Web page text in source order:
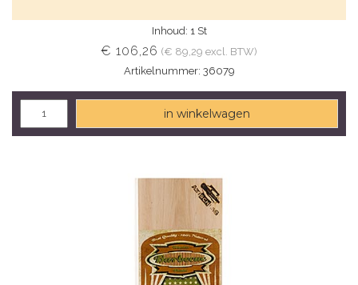
Inhoud: 1 St
€ 106,26 (€ 89,29 excl. BTW)
Artikelnummer: 36079
in winkelwagen